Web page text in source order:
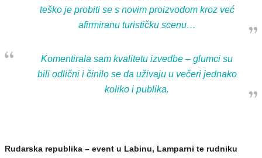
teško je probiti se s novim proizvodom kroz već
afirmiranu turističku scenu…
Komentirala sam kvalitetu izvedbe – glumci su
bili odlični i činilo se da uživaju u večeri jednako
koliko i publika.
Rudarska republika – event u Labinu, Lamparni te rudniku